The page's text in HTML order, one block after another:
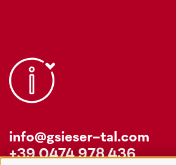
info@gsieser-tal.com
+39 0474 978 436